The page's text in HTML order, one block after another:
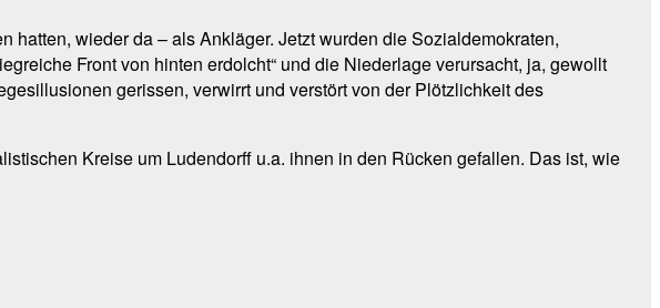
wieder da – als Ankläger. Jetzt wurden die Sozialdemokraten,
Front von hinten erdolcht“ und die Niederlage verursacht, ja, gewollt
gerissen, verwirrt und verstört von der Plötzlichkeit des
Kreise um Ludendorff u.a. ihnen in den Rücken gefallen. Das ist, wie